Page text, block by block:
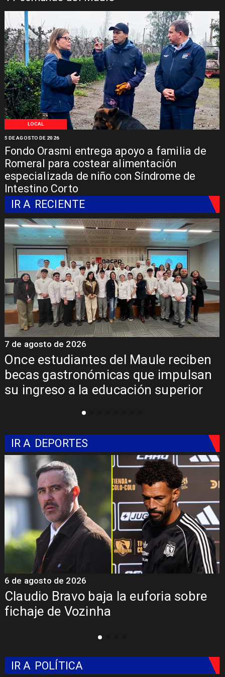
LOCAL
Fondo Orasmi entrega apoyo a familia de
Romeral para costear alimentación
especializada de niño con Síndrome de
Intestino Corto
5 DE AGOSTO DE 2026
IR A RECIENTE
Álvarez-Salamanca lidera la apuesta
regional para consolidar el Paso
Pehuenche como alternativa a Los
7 de agosto de 2026
IR A DEPORTES
baja la euforia sobre
IR A POLÍTICA